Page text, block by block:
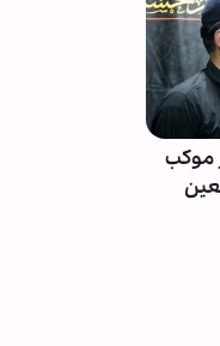
در موکب